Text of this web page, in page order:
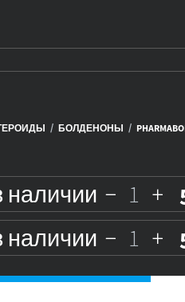
/ БОЛДЕНОНЫ /
наличии
наличии